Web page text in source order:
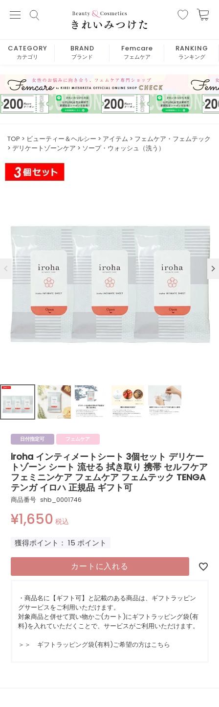
CATEGORY
カテゴリ
BRAND
ブランド
Femcare
フェムケア
RANKING
ランキング
TOP ビューティー＆ヘルシー アイテム
フェムケア・フェムテック
デリケートゾーンケア
ソープ・ウォッシュ（洗う）
日付指定可 フェムケア
iroha インティメートシート 3個セット デリケー
トゾーン シート 流せる 拭き取り 携帯 セルフケア
フェミニンケア フェムケア フェムテック TENGA
テンガ イロハ 正規品 ギフト可
商品番号 shb_0001746
¥1,650 税込
獲得ポイント： 15 ポイント
カートに入れる
・商品名に【ギフト可】と記載のある商品は、ギフトラッピン
グサービスをご利用いただけます。
対象商品と併せて買い物かご(カート)にギフトラッピング袋(有
料)を入れていただくことで、サービスがご利用いただけます。
＞＞ ギフトラッピング袋(有料)ご希望の方はこちら